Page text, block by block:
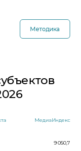
Методика
МедиаИндекс
9 050,7